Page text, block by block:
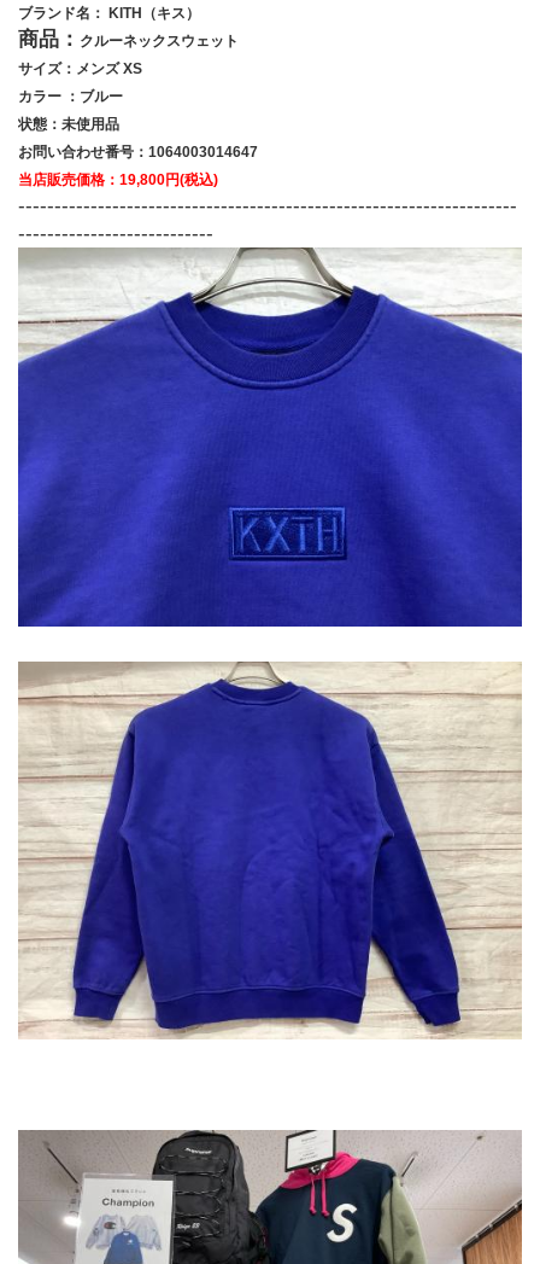
ブランド名： KITH（キス）
商品： クルーネックスウェット
サイズ：メンズ XS
カラー ：ブルー
状態：未使用品
お問い合わせ番号：1064003014647
当店販売価格：19,800円(税込)
---------------------------------------------------------------------
---------------------------